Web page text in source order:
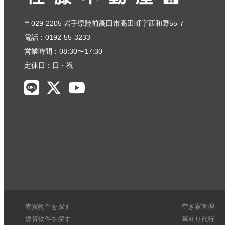
〒029-2205 岩手県陸前高田市高田町字西和野55-7
電話：0192-55-3233
営業時間：08:30〜17:30
定休日：日・祝
売買物件を探す
賃貸物件を探す
空き家管理
草刈り代行